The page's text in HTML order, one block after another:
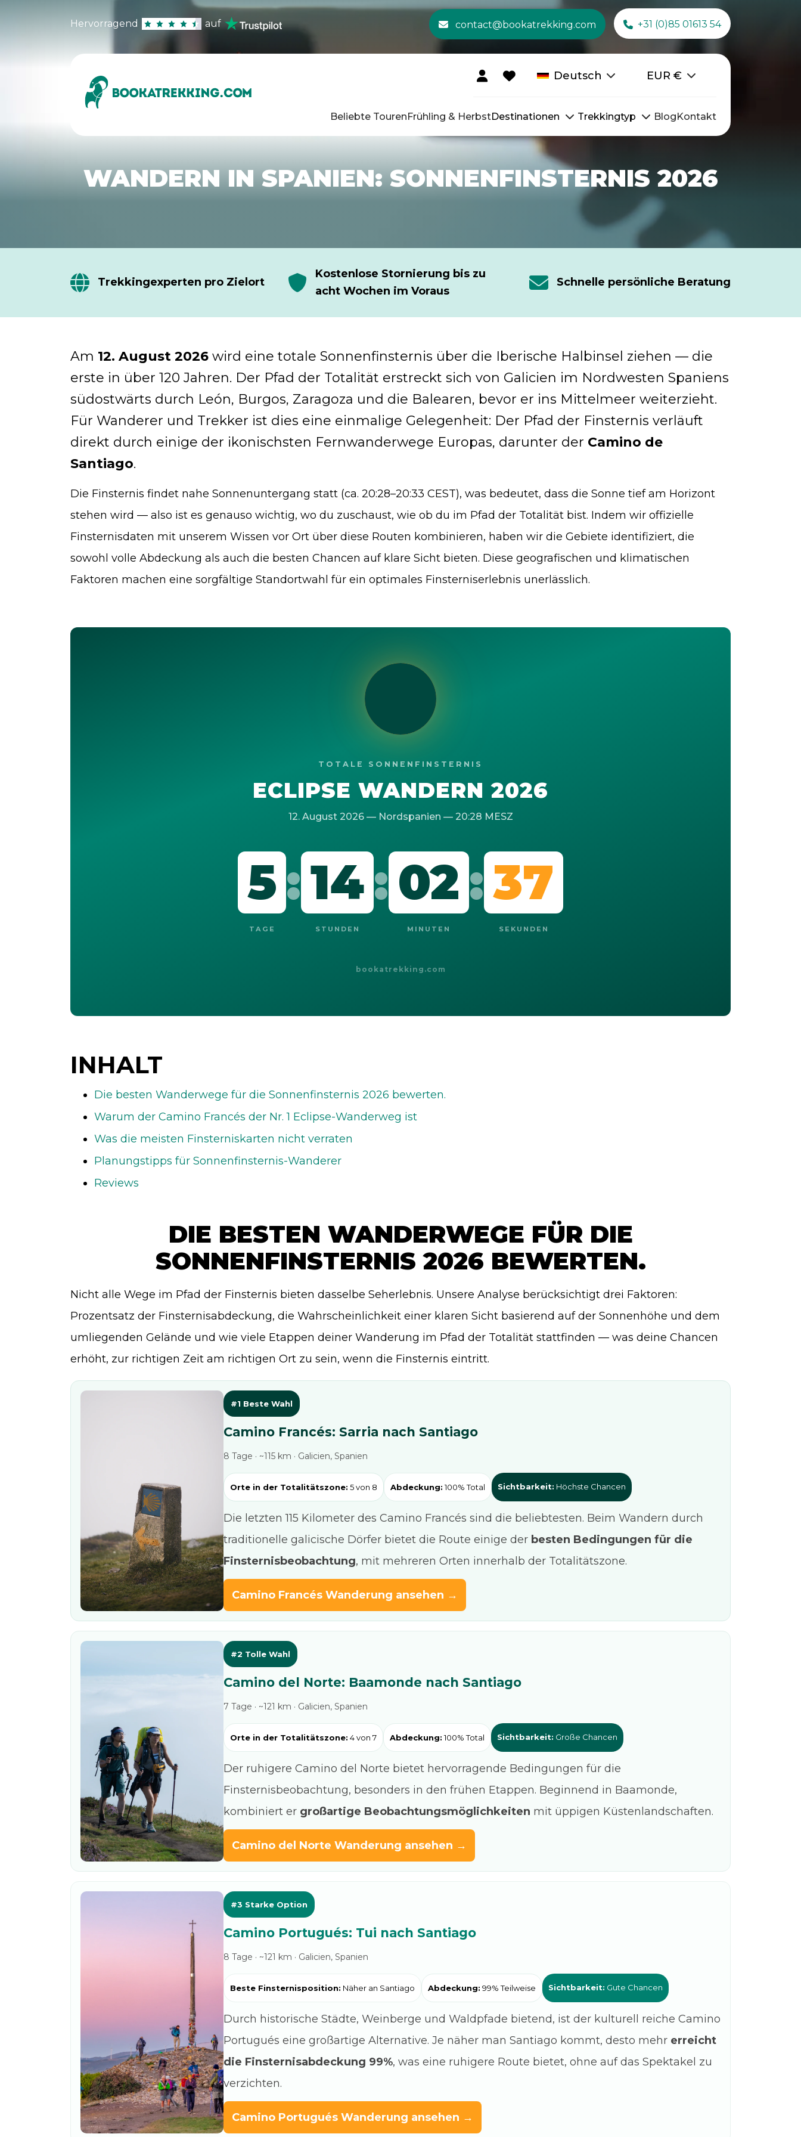
Hervorragend auf contact@bookatrekking.com +31 (0)85 01613 54
Deutsch EUR €
Beliebte TourenFrühling & HerbstDestinationen Trekkingtyp BlogKontakt
WANDERN IN SPANIEN: SONNENFINSTERNIS 2026
Trekkingexperten pro Zielort
Kostenlose Stornierung bis zu
acht Wochen im Voraus
Schnelle persönliche Beratung
Am 12. August 2026 wird eine totale Sonnenfinsternis über die Iberische Halbinsel ziehen — die
erste in über 120 Jahren. Der Pfad der Totalität erstreckt sich von Galicien im Nordwesten Spaniens
südostwärts durch León, Burgos, Zaragoza und die Balearen, bevor er ins Mittelmeer weiterzieht.
Für Wanderer und Trekker ist dies eine einmalige Gelegenheit: Der Pfad der Finsternis verläuft
direkt durch einige der ikonischsten Fernwanderwege Europas, darunter der Camino de
Santiago.
Die Finsternis findet nahe Sonnenuntergang statt (ca. 20:28–20:33 CEST), was bedeutet, dass die Sonne tief am Horizont
stehen wird — also ist es genauso wichtig, wo du zuschaust, wie ob du im Pfad der Totalität bist. Indem wir offizielle
Finsternisdaten mit unserem Wissen vor Ort über diese Routen kombinieren, haben wir die Gebiete identifiziert, die
sowohl volle Abdeckung als auch die besten Chancen auf klare Sicht bieten. Diese geografischen und klimatischen
Faktoren machen eine sorgfältige Standortwahl für ein optimales Finsterniserlebnis unerlässlich.
TOTALE SONNENFINSTERNIS
ECLIPSE WANDERN 2026
12. August 2026 — Nordspanien — 20:28 MESZ
5
TAGE
:14
STUNDEN
: 02
MINUTEN
:36
SEKUNDEN
bookatrekking.com
INHALT
Die besten Wanderwege für die Sonnenfinsternis 2026 bewerten.
Warum der Camino Francés der Nr. 1 Eclipse-Wanderweg ist
Was die meisten Finsterniskarten nicht verraten
Planungstipps für Sonnenfinsternis-Wanderer
Reviews
DIE BESTEN WANDERWEGE FÜR DIE
SONNENFINSTERNIS 2026 BEWERTEN.
Nicht alle Wege im Pfad der Finsternis bieten dasselbe Seherlebnis. Unsere Analyse berücksichtigt drei Faktoren:
Prozentsatz der Finsternisabdeckung, die Wahrscheinlichkeit einer klaren Sicht basierend auf der Sonnenhöhe und dem
umliegenden Gelände und wie viele Etappen deiner Wanderung im Pfad der Totalität stattfinden — was deine Chancen
erhöht, zur richtigen Zeit am richtigen Ort zu sein, wenn die Finsternis eintritt.
#1 Beste Wahl
Camino Francés: Sarria nach Santiago
8 Tage · ~115 km · Galicien, Spanien
Orte in der Totalitätszone: 5 von 8 Abdeckung:100% Total Sichtbarkeit: Höchste Chancen
Die letzten 115 Kilometer des Camino Francés sind die beliebtesten. Beim Wandern durch
traditionelle galicische Dörfer bietet die Route einige der besten Bedingungen für die
Finsternisbeobachtung, mit mehreren Orten innerhalb der Totalitätszone.
Camino Francés Wanderung ansehen →
#2 Tolle Wahl
Camino del Norte: Baamonde nach Santiago
7 Tage · ~121 km · Galicien, Spanien
Orte in der Totalitätszone: 4 von 7 Abdeckung:100% Total Sichtbarkeit: Große Chancen
Der ruhigere Camino del Norte bietet hervorragende Bedingungen für die
Finsternisbeobachtung, besonders in den frühen Etappen. Beginnend in Baamonde,
kombiniert er großartige Beobachtungsmöglichkeiten mit üppigen Küstenlandschaften.
Camino del Norte Wanderung ansehen →
#3 Starke Option
Camino Portugués: Tui nach Santiago
8 Tage · ~121 km · Galicien, Spanien
Beste Finsternisposition: Näher an Santiago Abdeckung: 99% Teilweise Sichtbarkeit: Gute Chancen
Durch historische Städte, Weinberge und Waldpfade bietend, ist der kulturell reiche Camino
Portugués eine großartige Alternative. Je näher man Santiago kommt, desto mehr erreicht
die Finsternisabdeckung 99%, was eine ruhigere Route bietet, ohne auf das Spektakel zu
verzichten.
Camino Portugués Wanderung ansehen →